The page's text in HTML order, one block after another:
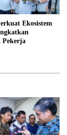
Ekosistem
Pekerja